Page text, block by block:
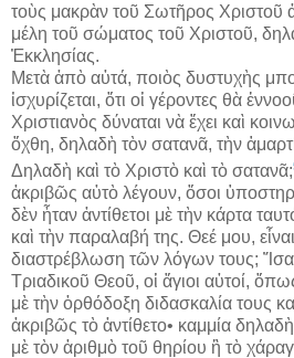
τοὺς μακρὰν τοῦ Σωτῆρος Χριστοῦ
μέλη τοῦ σώματος τοῦ Χριστοῦ,
Ἐκκλησίας.
Μετὰ ἀπὸ αὐτά, ποιὸς δυστυχὴς
ἰσχυρίζεται, ὅτι οἱ γέροντες θὰ
Χριστιανὸς δύναται νὰ ἔχει καὶ
ὄχθη, δηλαδὴ τὸν σατανᾶ, τὴν
Δηλαδὴ καὶ τὸ Χριστὸ καὶ τὸ σατανᾶ;
ἀκριβῶς αὐτὸ λέγουν, ὅσοι
δὲν ἦταν ἀντίθετοι μὲ τὴν κάρτα
καὶ τὴν παραλαβή της. Θεέ μου,
διαστρέβλωση τῶν λόγων τους; Ἴσα
Τριαδικοῦ Θεοῦ, οἱ ἅγιοι αὐτοί,
μὲ τὴν ὀρθόδοξη διδασκαλία τους
ἀκριβῶς τὸ ἀντίθετο• καμμία
μὲ τὸν ἀριθμὸ τοῦ θηρίου ἢ τὸ